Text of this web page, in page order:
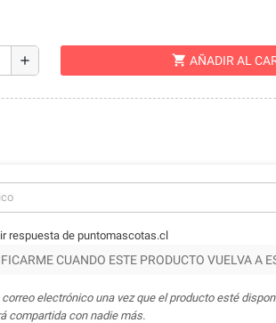
add shopping_cart AÑADIR AL
respuesta de puntomascotas.cl
CUANDO ESTE PRODUCTO VUELVA A
electrónico una vez que el producto esté
compartida con nadie más.